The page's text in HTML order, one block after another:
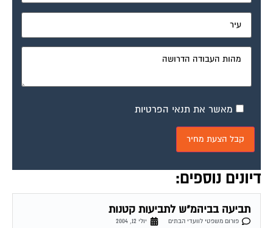
מאשר את תנאי הפרטיות
דיונים נוספים:
תביעה בביהמ"ש לתביעות קטנות
פורום משפטי לוועדי הבתים
יולי 12, 2004